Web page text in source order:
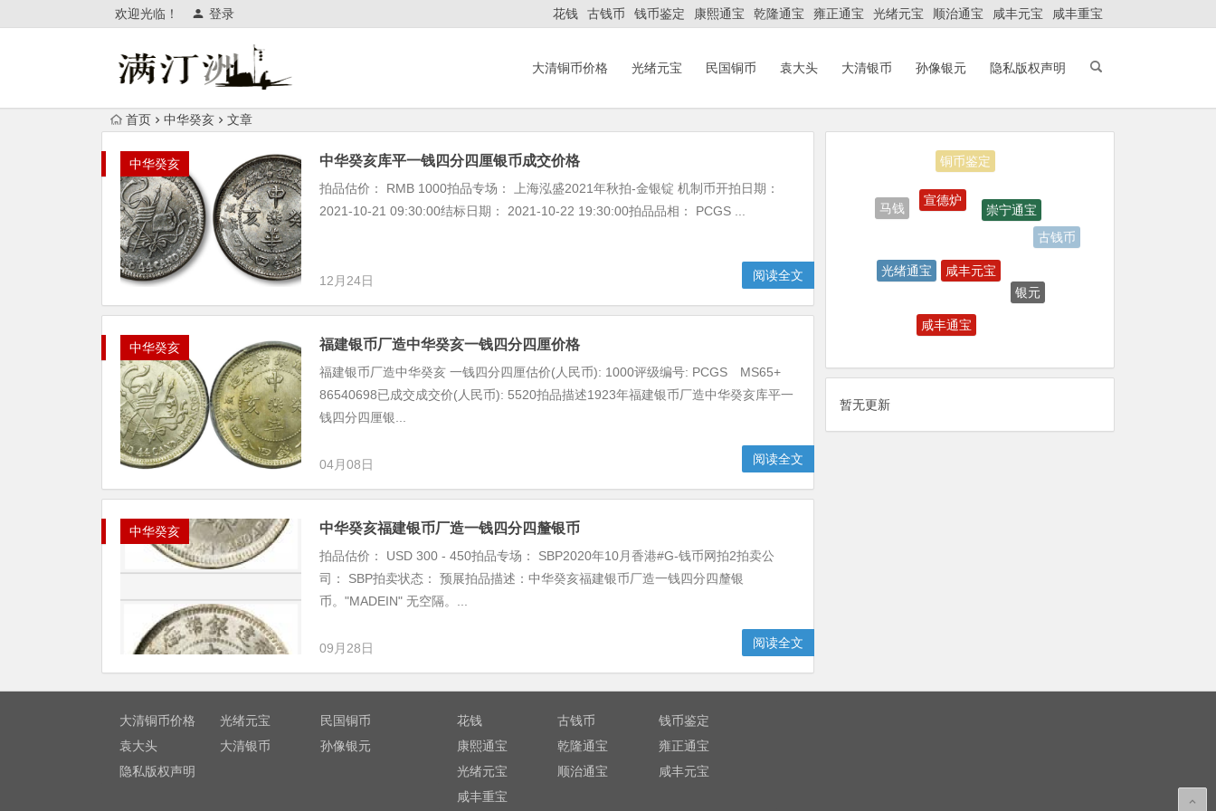
欢迎光临！ 登录 花钱 古钱币 钱币鉴定 康熙通宝 乾隆通宝 雍正通宝 光绪元宝 顺治通宝 咸丰元宝 咸丰重宝
大清铜币价格 光绪元宝 民国铜币 袁大头 大清银币 孙像银元 隐私版权声明
首页 中华癸亥 文章
中华癸亥 中华癸亥库平一钱四分四厘银币成交价格
拍品估价： RMB 1000拍品专场： 上海泓盛2021年秋拍-金银锭 机制币开拍日期：
2021-10-21 09:30:00结标日期： 2021-10-22 19:30:00拍品品相： PCGS ...
12月24日 阅读全文
中华癸亥 福建银币厂造中华癸亥一钱四分四厘价格
福建银币厂造中华癸亥 一钱四分四厘估价(人民币): 1000评级编号: PCGS MS65+
86540698已成交成交价(人民币): 5520拍品描述1923年福建银币厂造中华癸亥库平一
钱四分四厘银...
04月08日 阅读全文
中华癸亥 中华癸亥福建银币厂造一钱四分四釐银币
拍品估价： USD 300 - 450拍品专场： SBP2020年10月香港#G-钱币网拍2拍卖公
司： SBP拍卖状态： 预展拍品描述：中华癸亥福建银币厂造一钱四分四釐银
币。"MADEIN" 无空隔。...
09月28日 阅读全文
铜币鉴定
马钱
宣德炉
崇宁通宝
古钱币
光绪通宝
咸丰元宝
银元
咸丰通宝
暂无更新
大清铜币价格 光绪元宝
民国铜币
袁大头
大清银币
孙像银元
隐私版权声明
花钱 古钱币
钱币鉴定
康熙通宝
乾隆通宝
雍正通宝
光绪元宝
顺治通宝
咸丰元宝
咸丰重宝